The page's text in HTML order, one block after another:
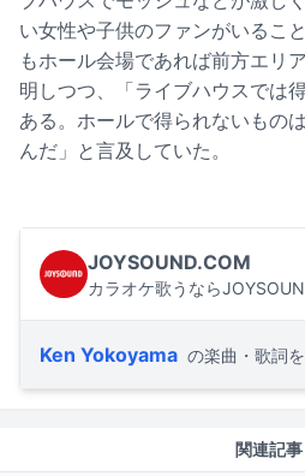
い女性や子供のファンがいるこ
もホール会場であれば前方エリ
明しつつ、「ライブハウスでは
ある。ホールで得られないもの
んだ」と言及していた。
JOYSOUND.COM
カラオケ歌うなら
Ken Yokoyama の楽曲・歌詞
関連記事